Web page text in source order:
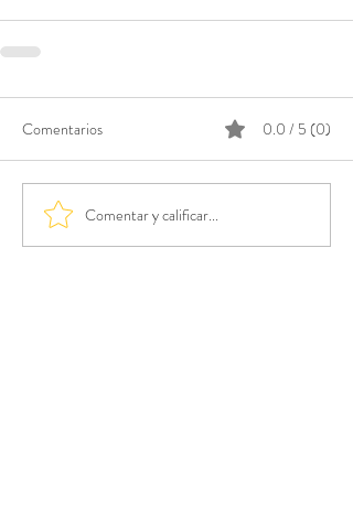
Comentarios 0.0 / 5 (0)
Comentar y calificar...